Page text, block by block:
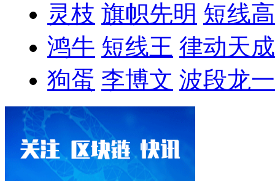
灵枝 旗帜先明 短线
鸿牛 短线王 律动天成
狗蛋 李博文 波段龙一